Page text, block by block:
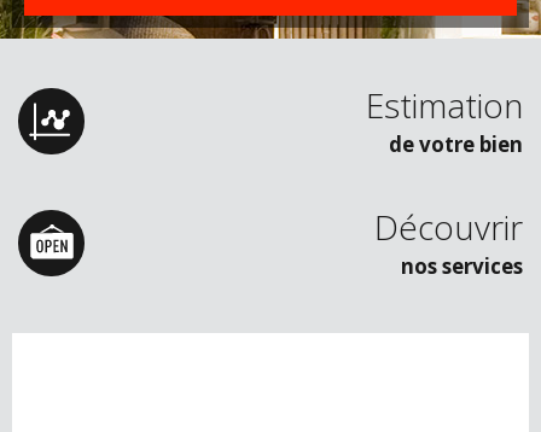
Estimation
de votre bien
Découvrir
nos services